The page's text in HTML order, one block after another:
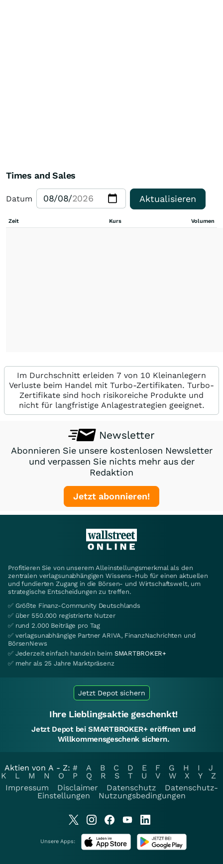
Times and Sales
Datum Aktualisieren
Zeit Kurs Volumen
Im Durchschnitt erleiden 7 von 10 Kleinanlegern
Verluste beim Handel mit Turbo-Zertifikaten. Turbo-
Zertifikate sind hoch risikoreiche Produkte und
nicht für langfristige Anlagestrategien geeignet.
Newsletter
Abonnieren Sie unsere kostenlosen Newsletter
und verpassen Sie nichts mehr aus der
Redaktion
Jetzt abonnieren!
Profitieren Sie von unserem Alleinstellungsmerkmal als den
zentralen verlagsunabhängigen Wissens-Hub für einen aktuellen
und fundierten Zugang in die Börsen- und Wirtschaftswelt, um
strategische Entscheidungen zu treffen.
✅ Größte Finanz-Community Deutschlands
✅ über 550.000 registrierte Nutzer
✅ rund 2.000 Beiträge pro Tag
✅ verlagsunabhängige Partner ARIVA, FinanzNachrichten und
BörsenNews
✅ Jederzeit einfach handeln beim SMARTBROKER+
✅ mehr als 25 Jahre Marktpräsenz
Jetzt Depot sichern
Ihre Lieblingsaktie geschenkt!
Jetzt Depot bei SMARTBROKER+ eröffnen und
Willkommensgeschenk sichern.
Aktien von A - Z: # A B C D E F G H I
J
K
L M N O P Q R S T U V W X Y
Z
Impressum
Disclaimer Datenschutz
Datenschutz-
Einstellungen
Nutzungsbedingungen
Unsere Apps: